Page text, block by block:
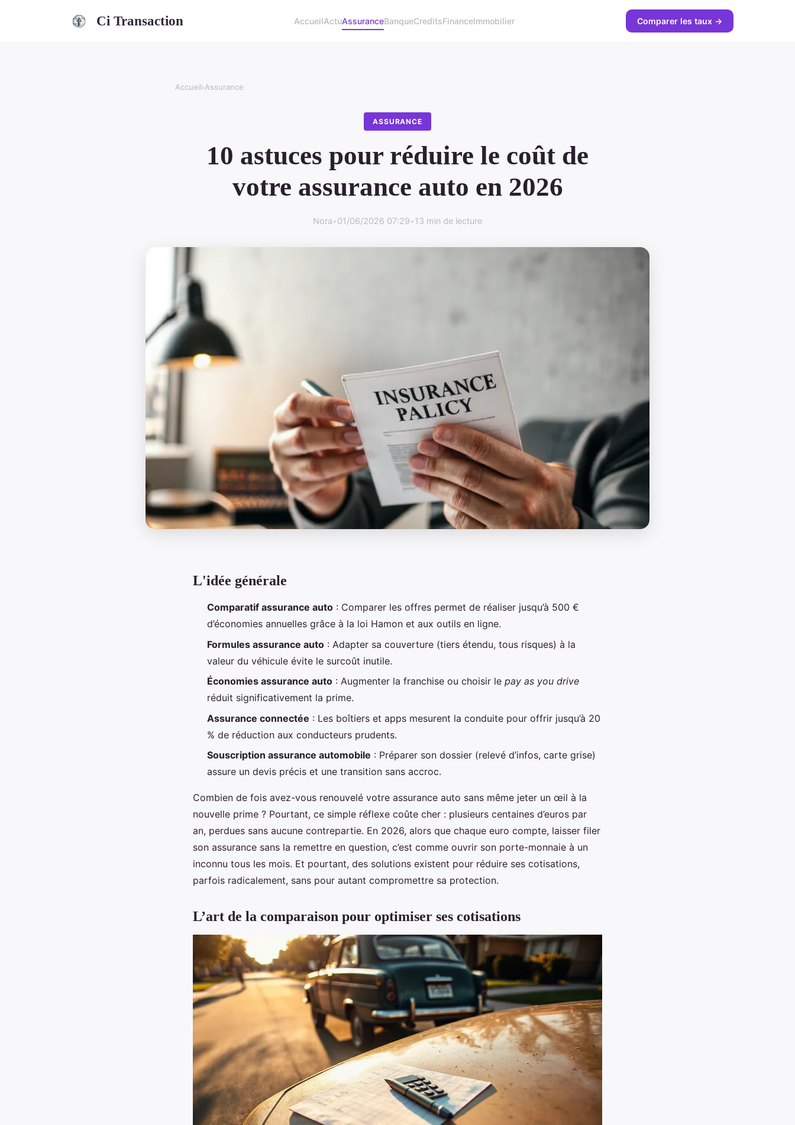
Ci Transaction AccueilActuAssuranceBanqueCreditsFinanceImmobilier Comparer les taux →
Accueil›Assurance
ASSURANCE
10 astuces pour réduire le coût de
votre assurance auto en 2026
Nora•01/06/2026 07:29•13 min de lecture
L'idée générale
Comparatif assurance auto : Comparer les offres permet de réaliser jusqu’à 500 €
d’économies annuelles grâce à la loi Hamon et aux outils en ligne.
Formules assurance auto : Adapter sa couverture (tiers étendu, tous risques) à la
valeur du véhicule évite le surcoût inutile.
Économies assurance auto : Augmenter la franchise ou choisir le pay as you drive
réduit significativement la prime.
Assurance connectée : Les boîtiers et apps mesurent la conduite pour offrir jusqu’à 20
% de réduction aux conducteurs prudents.
Souscription assurance automobile : Préparer son dossier (relevé d’infos, carte grise)
assure un devis précis et une transition sans accroc.
Combien de fois avez-vous renouvelé votre assurance auto sans même jeter un œil à la
nouvelle prime ? Pourtant, ce simple réflexe coûte cher : plusieurs centaines d’euros par
an, perdues sans aucune contrepartie. En 2026, alors que chaque euro compte, laisser filer
son assurance sans la remettre en question, c’est comme ouvrir son porte-monnaie à un
inconnu tous les mois. Et pourtant, des solutions existent pour réduire ses cotisations,
parfois radicalement, sans pour autant compromettre sa protection.
L’art de la comparaison pour optimiser ses cotisations